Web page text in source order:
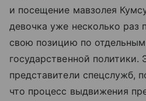
и посещение мавзолея
девочка уже несколько раз
свою позицию по
государственной политики.
представители спецслужб,
что процесс выдвижения